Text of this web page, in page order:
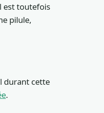
est toutefois
pilule,
durant cette
.